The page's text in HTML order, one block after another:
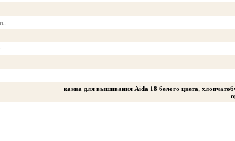
канва для вышивания Aida 18 белого цвета,